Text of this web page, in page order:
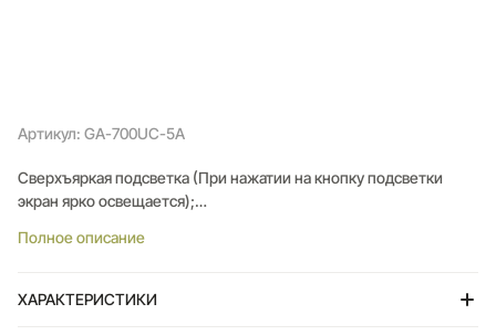
Артикул: GA-700UC-5A
Сверхъяркая подсветка (При нажатии на кнопку подсветки
экран ярко освещается);
механизм часов от ударов и вибрации);
в основных городах и конкретных областях по всему миру);
Полное описание
ХАРАКТЕРИСТИКИ